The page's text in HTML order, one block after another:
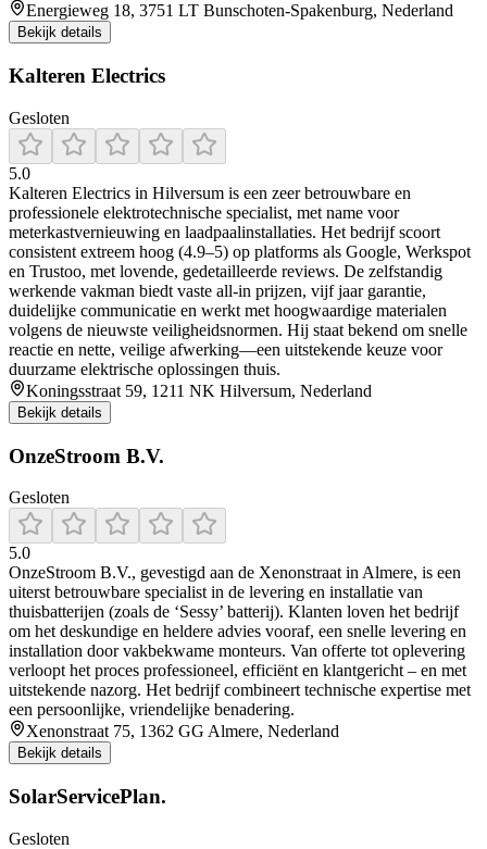
Energieweg 18, 3751 LT Bunschoten-Spakenburg, Nederland
Bekijk details
Kalteren Electrics
Gesloten
5.0
Kalteren Electrics in Hilversum is een zeer betrouwbare en
professionele elektrotechnische specialist, met name voor
meterkastvernieuwing en laadpaalinstallaties. Het bedrijf scoort
consistent extreem hoog (4.9–5) op platforms als Google, Werkspot
en Trustoo, met lovende, gedetailleerde reviews. De zelfstandig
werkende vakman biedt vaste all‑in prijzen, vijf jaar garantie,
duidelijke communicatie en werkt met hoogwaardige materialen
volgens de nieuwste veiligheidsnormen. Hij staat bekend om snelle
reactie en nette, veilige afwerking—een uitstekende keuze voor
duurzame elektrische oplossingen thuis.
Koningsstraat 59, 1211 NK Hilversum, Nederland
Bekijk details
OnzeStroom B.V.
Gesloten
5.0
OnzeStroom B.V., gevestigd aan de Xenonstraat in Almere, is een
uiterst betrouwbare specialist in de levering en installatie van
thuisbatterijen (zoals de ‘Sessy’ batterij). Klanten loven het bedrijf
om het deskundige en heldere advies vooraf, een snelle levering en
installation door vakbekwame monteurs. Van offerte tot oplevering
verloopt het proces professioneel, efficiënt en klantgericht – en met
uitstekende nazorg. Het bedrijf combineert technische expertise met
een persoonlijke, vriendelijke benadering.
Xenonstraat 75, 1362 GG Almere, Nederland
Bekijk details
SolarServicePlan.
Gesloten